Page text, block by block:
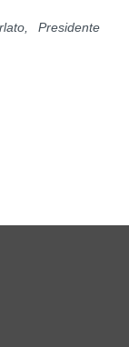
Presidente